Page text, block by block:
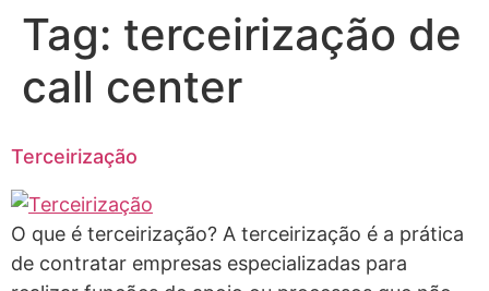
Tag: terceirização de
call center
Terceirização
O que é terceirização? A terceirização é a prática
de contratar empresas especializadas para